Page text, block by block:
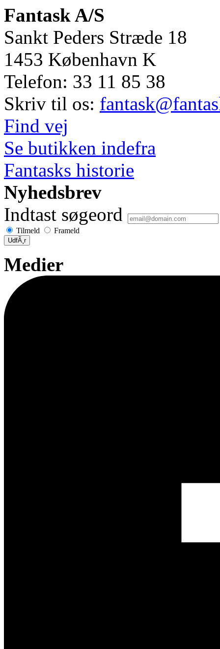
Fantask A/S
Sankt Peders Stræde 18
1453 København K
Telefon: 33 11 85 38
Skriv til os:
Find vej
Se butikken indefra
Fantasks historie
Nyhedsbrev
Indtast søgeord
Tilmeld Frameld
UdfÃ¸r
Medier